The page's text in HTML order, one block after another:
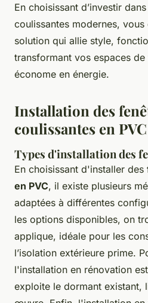
En choisissant d’investir
coulissantes modernes, vous
solution qui allie style,
transformant vos espaces
économe en énergie.
Installation des
coulissantes en PVC
Types d'installation des
En choisissant d'installer des
en PVC, il existe plusieurs
adaptées à différentes
les options disponibles, on
applique, idéale pour les
l’isolation extérieure prime.
l'installation en rénovation
exploite le dormant existant,